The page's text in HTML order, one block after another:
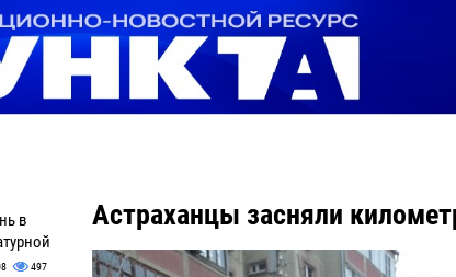
в
497
Астраханцы засняли